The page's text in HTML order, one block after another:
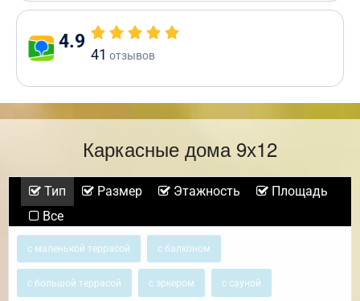
4.9
41 отзывов
Каркасные дома 9х12
Тип Размер Этажность
Площадь
Все
с маленькой террасой с балконом
с большой террасой с эркером с сауной